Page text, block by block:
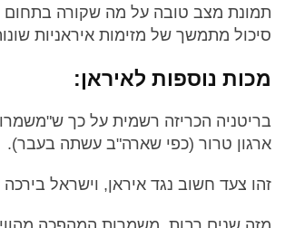
תמונת מצב טובה על מה שקורה בתחום
סיכול מתמשך של מזימות איראניות
מכות נוספות לאיראן:
בריטניה הכריזה רשמית על כך
ארגון טרור (כפי שארה"ב עשתה בעבר).
זהו צעד חשוב נגד איראן, וישראל בירכה